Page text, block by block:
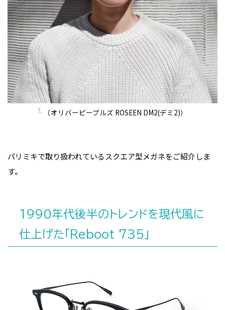
（オリバーピープルズ ROSEEN DM2(デミ2)）
パリミキで取り扱われているスクエア型メガネをご紹介しま
す。
1990年代後半のトレンドを現代風に
仕上げた「Reboot 735」